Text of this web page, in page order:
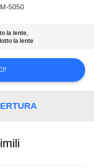
5050
la lente,
la lente